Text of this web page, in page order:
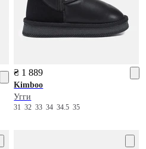
₴ 1 889
Kimboo
Угги
3132333434.535